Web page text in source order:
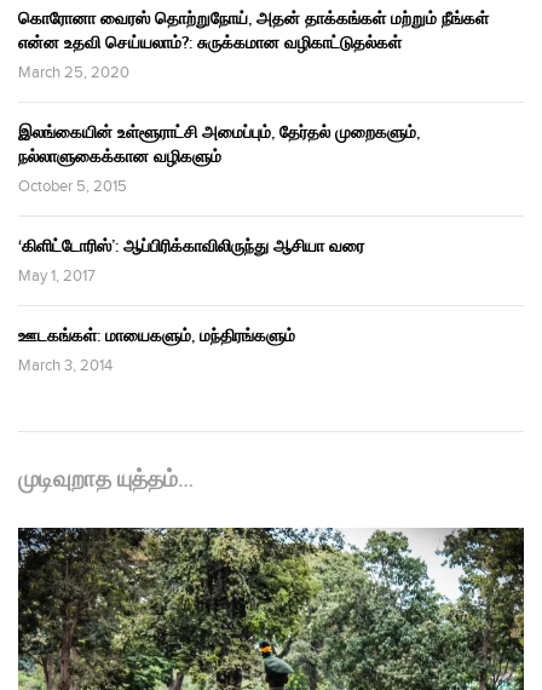
கொரோனா வைரஸ் தொற்றுநோய், அதன் தாக்கங்கள் மற்றும் நீங்கள்
என்ன உதவி செய்யலாம்?: சுருக்கமான வழிகாட்டுதல்கள்
March 25, 2020
இலங்கையின் உள்ளூராட்சி அமைப்பும், தேர்தல் முறைகளும்,
நல்லாளுகைக்கான வழிகளும்
October 5, 2015
‘கிளிட்டோரிஸ்’: ஆப்பிரிக்காவிலிருந்து ஆசியா வரை
May 1, 2017
ஊடகங்கள்: மாயைகளும், மந்திரங்களும்
March 3, 2014
முடிவுறாத யுத்தம்…